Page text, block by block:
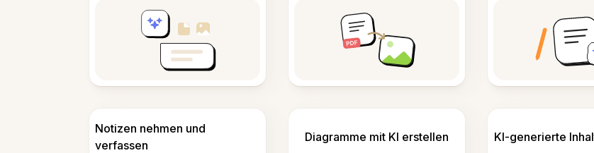
Notizen nehmen und
verfassen
Diagramme mit KI erstellen KI-generierte